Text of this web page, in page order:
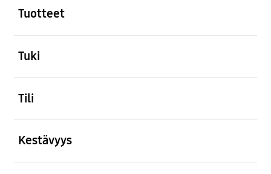
Tuotteet
Tuki
Tili
Kestävyys